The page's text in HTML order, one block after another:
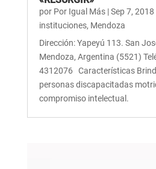
por Por Igual Más|Sep 7, 2018
instituciones, Mendoza
Dirección: Yapeyú 113. San
Mendoza, Argentina (5521)
4312076 Características
personas discapacitadas
compromiso intelectual.